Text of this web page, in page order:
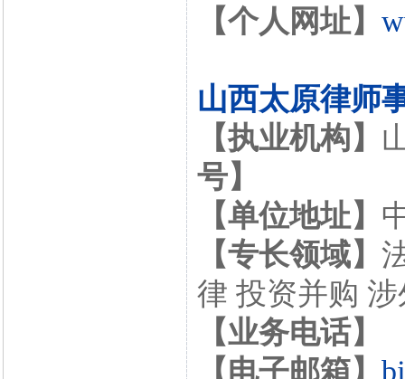
【个人网址】
山西太原律师
【执业机构】
号】
【单位地址】
【专长领域】
律 投资并购
【业务电话】
【电子邮箱】